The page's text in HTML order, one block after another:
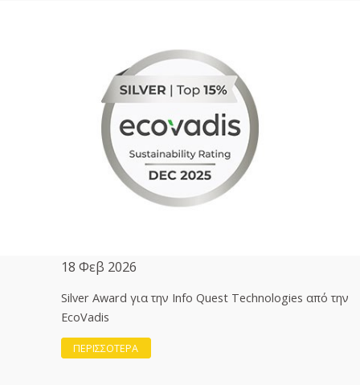
18 Φεβ 2026
Silver Award για την Info Quest Technologies από την
EcoVadis
ΠΕΡΙΣΣΟΤΕΡΑ